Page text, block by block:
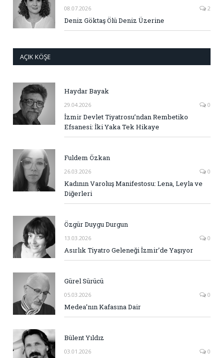
08.07.2026 2
Deniz Göktaş Ölü Deniz Üzerine
AÇIK KÖŞE
Haydar Bayak
29.04.2026 0
İzmir Devlet Tiyatrosu’ndan Rembetiko
Efsanesi: İki Yaka Tek Hikaye
Fuldem Özkan
26.03.2026 0
Kadının Varoluş Manifestosu: Lena, Leyla ve
Diğerleri
Özgür Duygu Durgun
13.03.2026 0
Asırlık Tiyatro Geleneği İzmir’de Yaşıyor
Gürel Sürücü
05.03.2026 0
Medea’nın Kafasına Dair
Bülent Yıldız
03.01.2026 0